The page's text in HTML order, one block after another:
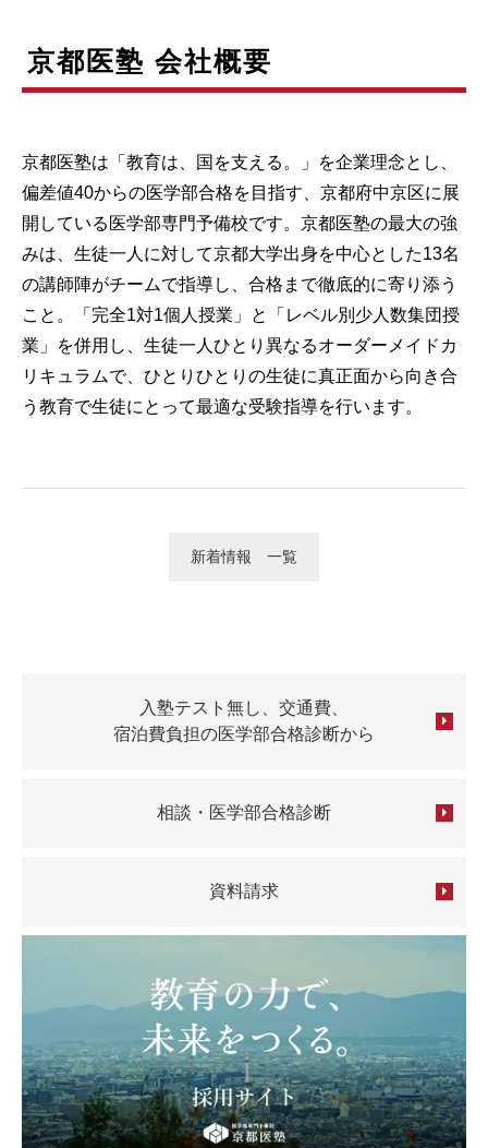
京都医塾 会社概要
京都医塾は「教育は、国を支える。」を企業理念とし、
偏差値40からの医学部合格を目指す、京都府中京区に展
開している医学部専門予備校です。京都医塾の最大の強
みは、生徒一人に対して京都大学出身を中心とした13名
の講師陣がチームで指導し、合格まで徹底的に寄り添う
こと。「完全1対1個人授業」と「レベル別少人数集団授
業」を併用し、生徒一人ひとり異なるオーダーメイドカ
リキュラムで、ひとりひとりの生徒に真正面から向き合
う教育で生徒にとって最適な受験指導を行います。
新着情報 一覧
入塾テスト無し、交通費、
宿泊費負担の医学部合格診断から
相談・医学部合格診断
資料請求